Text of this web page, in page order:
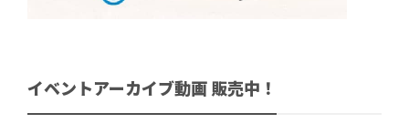
イベントアーカイブ動画 販売中！